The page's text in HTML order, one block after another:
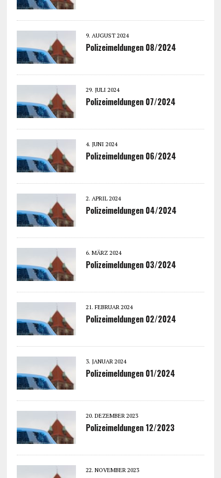
9. AUGUST 2024
Polizeimeldungen 08/2024
29. JULI 2024
Polizeimeldungen 07/2024
4. JUNI 2024
Polizeimeldungen 06/2024
2. APRIL 2024
Polizeimeldungen 04/2024
6. MÄRZ 2024
Polizeimeldungen 03/2024
21. FEBRUAR 2024
Polizeimeldungen 02/2024
3. JANUAR 2024
Polizeimeldungen 01/2024
20. DEZEMBER 2023
Polizeimeldungen 12/2023
22. NOVEMBER 2023